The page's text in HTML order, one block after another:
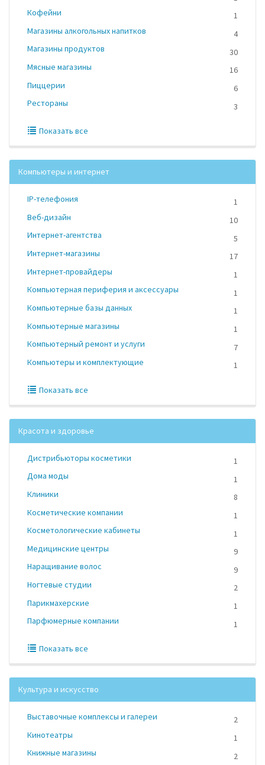
Кофейни
1
Магазины алкогольных напитков
4
Магазины продуктов
30
Мясные магазины
16
Пиццерии
6
Рестораны
3
Показать все
Компьютеры и интернет
IP-телефония
1
Веб-дизайн
10
Интернет-агентства
5
Интернет-магазины
17
Интернет-провайдеры
1
Компьютерная периферия и аксессуары
1
Компьютерные базы данных
1
Компьютерные магазины
1
Компьютерный ремонт и услуги
7
Компьютеры и комплектующие
1
Показать все
Красота и здоровье
Дистрибьюторы косметики
1
Дома моды
1
Клиники
8
Косметические компании
1
Косметологические кабинеты
1
Медицинские центры
9
Наращивание волос
9
Ногтевые студии
2
Парикмахерские
1
Парфюмерные компании
1
Показать все
Культура и искусство
Выставочные комплексы и галереи
2
Кинотеатры
1
Книжные магазины
2